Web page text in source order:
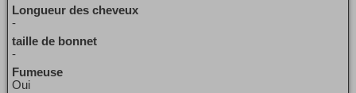
Longueur des cheveux
-
taille de bonnet
-
Fumeuse
Oui